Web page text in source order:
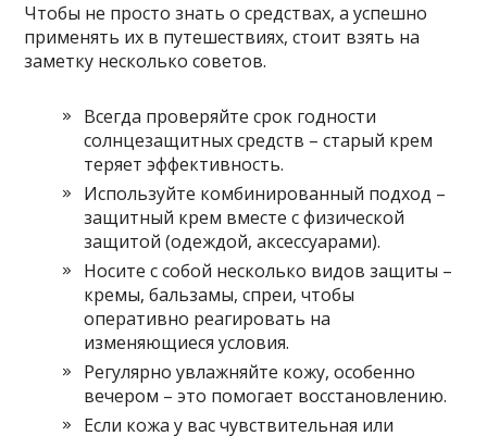
Чтобы не просто знать о средствах, а успешно
применять их в путешествиях, стоит взять на
заметку несколько советов.
Всегда проверяйте срок годности
солнцезащитных средств – старый крем
теряет эффективность.
Используйте комбинированный подход –
защитный крем вместе с физической
защитой (одеждой, аксессуарами).
Носите с собой несколько видов защиты –
кремы, бальзамы, спреи, чтобы
оперативно реагировать на
изменяющиеся условия.
Регулярно увлажняйте кожу, особенно
вечером – это помогает восстановлению.
Если кожа у вас чувствительная или